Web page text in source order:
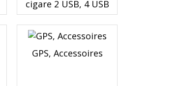
cigare 2 USB, 4 USB
GPS, Accessoires